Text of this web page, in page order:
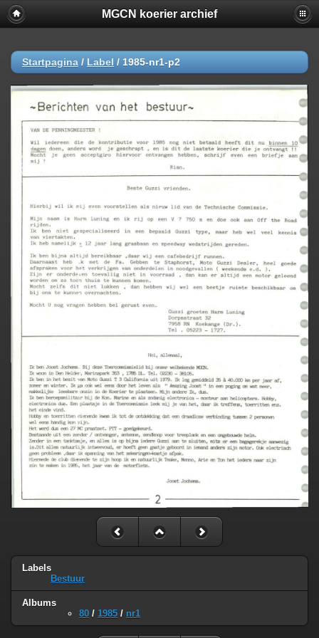
MGCN koerier archief
Startpagina / Label / 1985-nr1-p2
Labels
Bestuur
Albums
80 / 1985 / nr1